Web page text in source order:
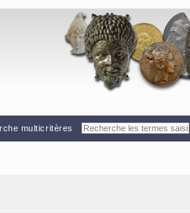
multicritères